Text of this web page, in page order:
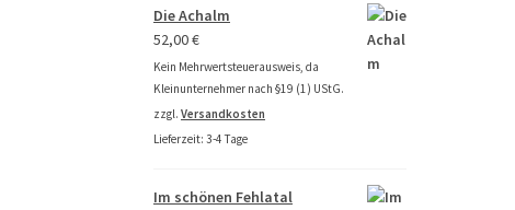
Die Achalm
52,00€
Kein Mehrwertsteuerausweis, da
Kleinunternehmer nach §19 (1) UStG.
zzgl.Versandkosten
Lieferzeit:3-4 Tage
Im schönen Fehlatal